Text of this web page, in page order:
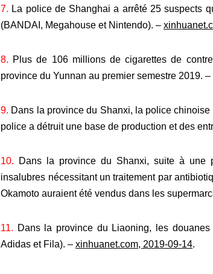
7. La police de Shanghai a arrêté 25 suspects
(BANDAI, Megahouse et Nintendo). –
8. Plus de 106 millions de cigarettes de
province du Yunnan au premier semestre 2019. –
9. Dans la province du Shanxi, la police
police a détruit une base de production et des
10. Dans la province du Shanxi, suite à une
insalubres nécessitant un traitement par
Okamoto auraient été vendus dans les
11. Dans la province du Liaoning, les
Adidas et Fila). –xinhuanet.com, 2019-09-14.